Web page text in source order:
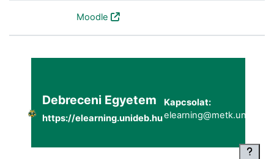
Moodle
Debreceni Egyetem
https://elearning.unideb.hu
Kapcsolat: